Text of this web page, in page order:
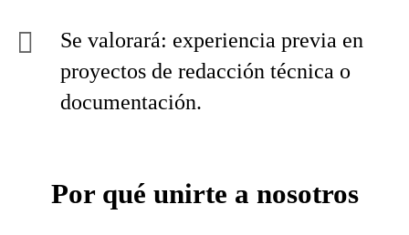
Se valorará: experiencia previa en
proyectos de redacción técnica o
documentación.
Por qué unirte a nosotros